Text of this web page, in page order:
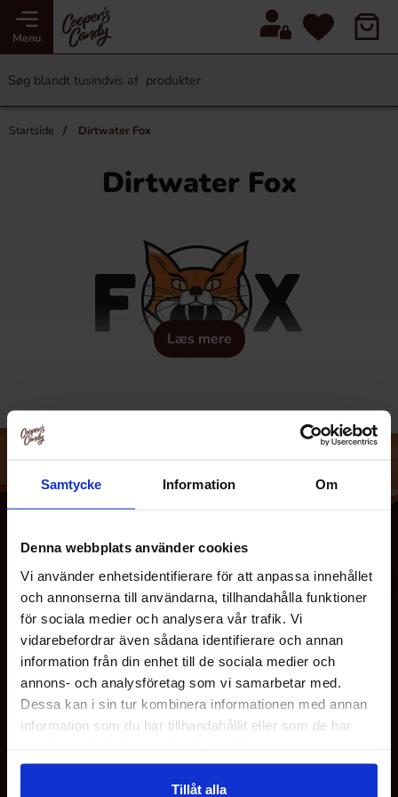
Samtycke Information Om
Denna webbplats använder cookies
Vi använder enhetsidentifierare för att anpassa innehållet
och annonserna till användarna, tillhandahålla funktioner
för sociala medier och analysera vår trafik. Vi
vidarebefordrar även sådana identifierare och annan
information från din enhet till de sociala medier och
annons- och analysföretag som vi samarbetar med.
Dessa kan i sin tur kombinera informationen med annan
information som du har tillhandahållit eller som de har
Tillåt alla
Menu
Startside Dirtwater Fox
Dirtwater Fox
Læs mere
farvestoffer og konserveringsmidler
OM OS